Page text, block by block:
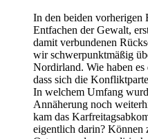
In den beiden vorherigen
Entfachen der Gewalt,
damit verbundenen
wir schwerpunktmäßig
Nordirland. Wie haben
dass sich die
In welchem Umfang
Annäherung noch
kam das
eigentlich darin? Können